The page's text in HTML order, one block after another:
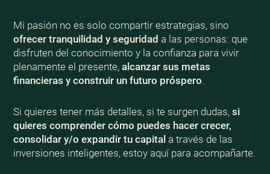
Mi pasión no es solo compartir estrategias, sino
ofrecer tranquilidad y seguridad a las personas: que
disfruten del conocimiento y la confianza para vivir
plenamente el presente, alcanzar sus metas
financieras y construir un futuro próspero.
Si quieres tener más detalles, si te surgen dudas, si
quieres comprender cómo puedes hacer crecer,
consolidar y/o expandir tu capital a través de las
inversiones inteligentes, estoy aquí para acompañarte.